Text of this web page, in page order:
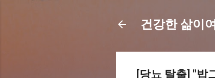
건강한 삶이여
[당뇨 탈출] "밥